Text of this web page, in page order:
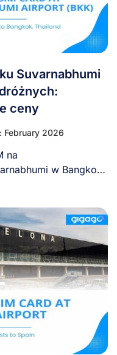
Suvarnabhumi
ceny
February 2026
na
w Bangkoku